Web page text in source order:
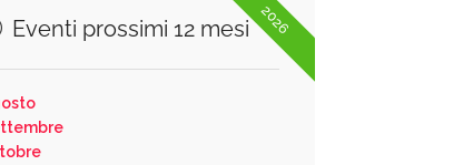
2026
Eventi prossimi 12 mesi